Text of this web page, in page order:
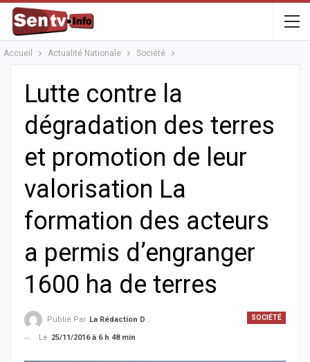
Accueil Actualité Nationale Société
Lutte contre la
dégradation des terres
et promotion de leur
valorisation La
formation des acteurs
a permis d’engranger
1600 ha de terres
SOCIÉTÉ
Publié Par La Rédaction De La SenTV.info
Le 25/11/2016 à 6 h 48 min